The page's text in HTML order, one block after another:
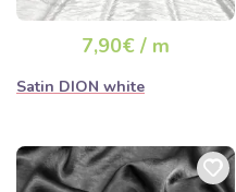
7,90€ / m
Satin DION white